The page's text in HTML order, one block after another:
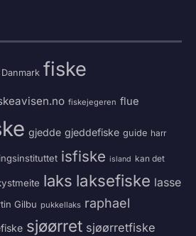
Danmark fiske
fiskejegeren flue
gjedde gjeddefiske guide harr
isfiske island kan det
laks laksefiske lasse
Gilbu pukkellaks raphael
sjøørret sjøørretfiske